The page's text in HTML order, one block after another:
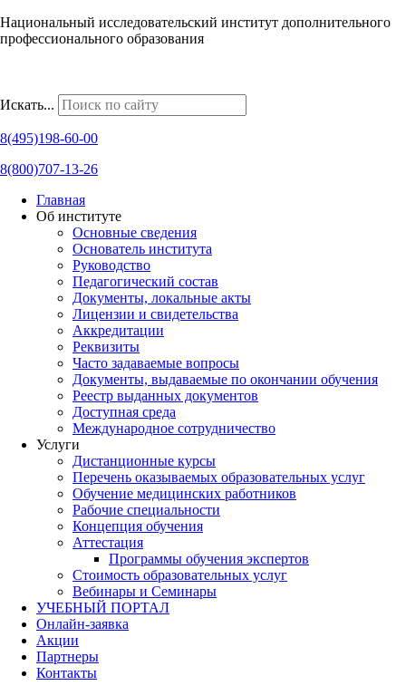
Национальный исследовательский институт дополнительного
профессионального образования
Искать...
8(495)198-60-00
8(800)707-13-26
Главная
Об институте
Основные сведения
Основатель института
Руководство
Педагогический состав
Документы, локальные акты
Лицензии и свидетельства
Аккредитации
Реквизиты
Часто задаваемые вопросы
Документы, выдаваемые по окончании обучения
Реестр выданных документов
Доступная среда
Международное сотрудничество
Услуги
Дистанционные курсы
Перечень оказываемых образовательных услуг
Обучение медицинских работников
Рабочие специальности
Концепция обучения
Аттестация
Программы обучения экспертов
Стоимость образовательных услуг
Вебинары и Семинары
УЧЕБНЫЙ ПОРТАЛ
Онлайн-заявка
Акции
Партнеры
Контакты